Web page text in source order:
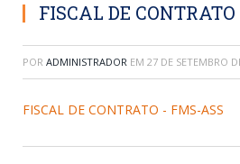
FISCAL DE
POR ADMINISTRADOR EM 27 DE SETEMBRO
FISCAL DE CONTRATO - FMS-ASS